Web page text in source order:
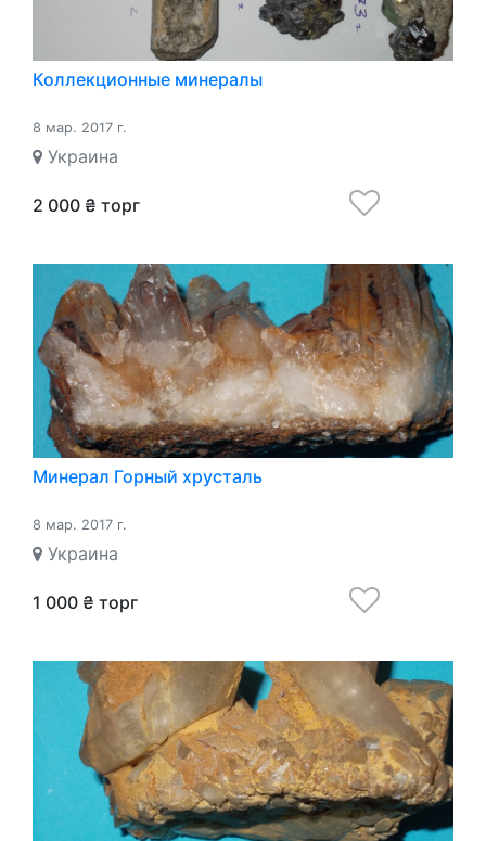
Коллекционные минералы
8 мар. 2017 г.
Украина
2 000 ₴ торг
Минерал Горный хрусталь
8 мар. 2017 г.
Украина
1 000 ₴ торг